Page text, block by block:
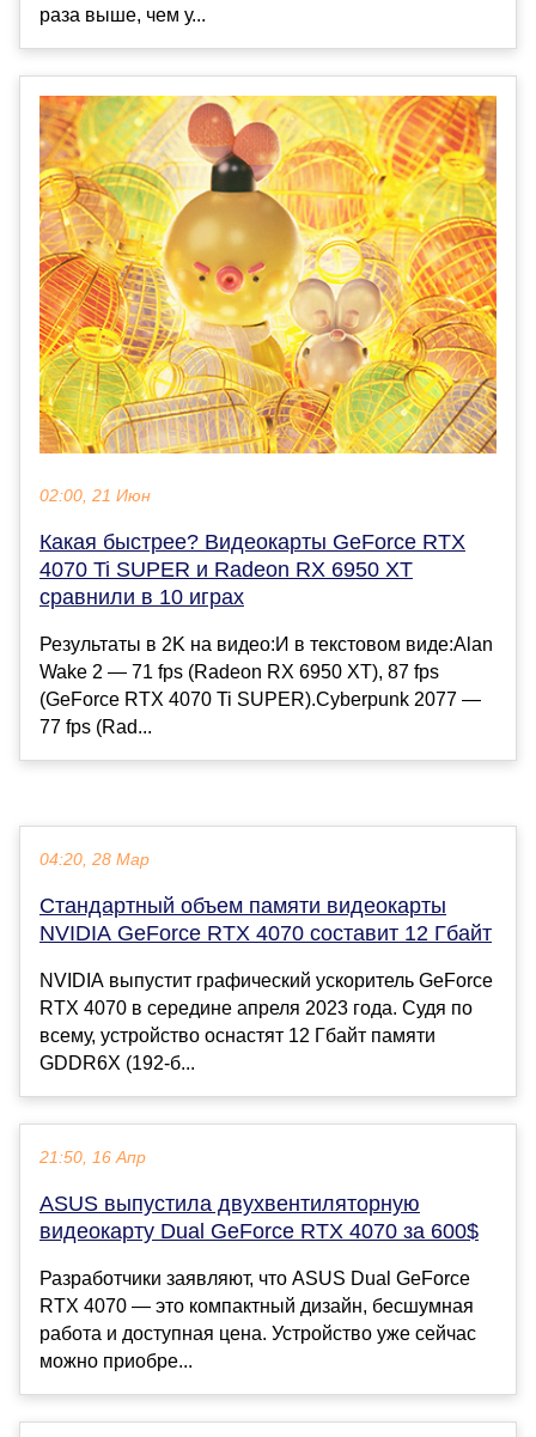
раза выше, чем у...
02:00, 21 Июн
Какая быстрее? Видеокарты GeForce RTX
4070 Ti SUPER и Radeon RX 6950 XT
сравнили в 10 играх
Результаты в 2K на видео:И в текстовом виде:Alan
Wake 2 — 71 fps (Radeon RX 6950 XT), 87 fps
(GeForce RTX 4070 Ti SUPER).Cyberpunk 2077 —
77 fps (Rad...
04:20, 28 Мар
Стандартный объем памяти видеокарты
NVIDIA GeForce RTX 4070 составит 12 Гбайт
NVIDIA выпустит графический ускоритель GeForce
RTX 4070 в середине апреля 2023 года. Судя по
всему, устройство оснастят 12 Гбайт памяти
GDDR6X (192-б...
21:50, 16 Апр
ASUS выпустила двухвентиляторную
видеокарту Dual GeForce RTX 4070 за 600$
Разработчики заявляют, что ASUS Dual GeForce
RTX 4070 — это компактный дизайн, бесшумная
работа и доступная цена. Устройство уже сейчас
можно приобре...